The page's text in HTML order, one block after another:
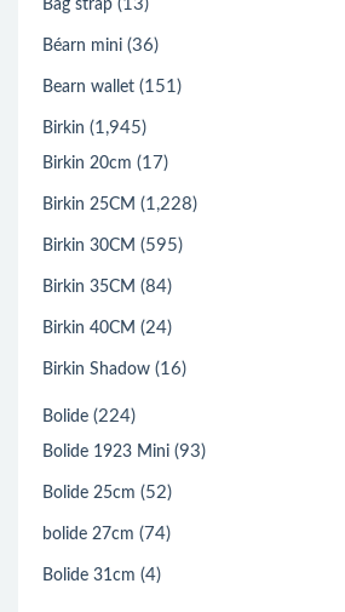
Bag strap (13)
Béarn mini (36)
Bearn wallet (151)
Birkin (1,945)
Birkin 20cm (17)
Birkin 25CM (1,228)
Birkin 30CM (595)
Birkin 35CM (84)
Birkin 40CM (24)
Birkin Shadow (16)
Bolide (224)
Bolide 1923 Mini (93)
Bolide 25cm (52)
bolide 27cm (74)
Bolide 31cm (4)